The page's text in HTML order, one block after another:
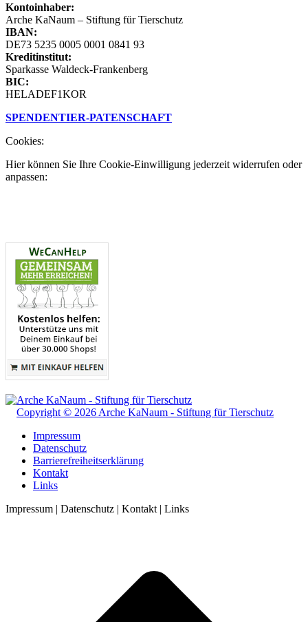
Kontoinhaber:
Arche KaNaum – Stiftung für Tierschutz
IBAN:
DE73 5235 0005 0001 0841 93
Kreditinstitut:
Sparkasse Waldeck-Frankenberg
BIC:
HELADEF1KOR
SPENDENTIER-PATENSCHAFT
Cookies:
Hier können Sie Ihre Cookie-Einwilligung jederzeit widerrufen oder
anpassen:
Copyright © 2026 Arche KaNaum - Stiftung für Tierschutz
Impressum
Datenschutz
Barrierefreiheitserklärung
Kontakt
Links
Impressum | Datenschutz | Kontakt | Links